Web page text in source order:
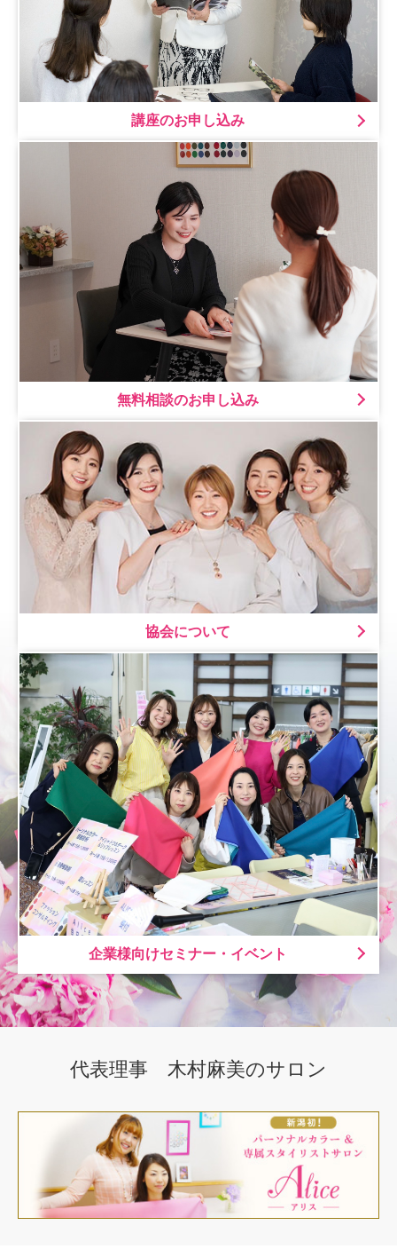
講座のお申し込み
無料相談のお申し込み
協会について
企業様向けセミナー・イベント
代表理事 木村麻美のサロン